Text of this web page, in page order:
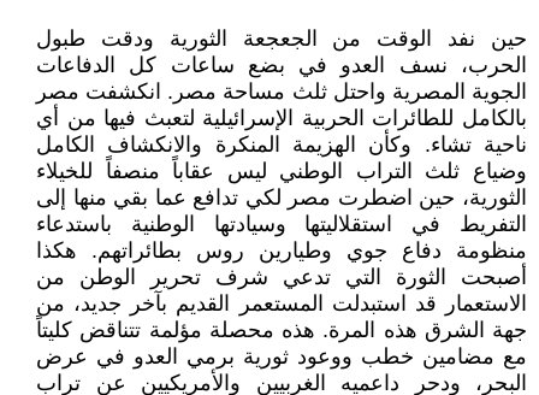
حين نفد الوقت من الجعجعة الثورية ودقت طبول
الحرب، نسف العدو في بضع ساعات كل الدفاعات
الجوية المصرية واحتل ثلث مساحة مصر. انكشفت مصر
بالكامل للطائرات الحربية الإسرائيلية لتعبث فيها من أي
ناحية تشاء. وكأن الهزيمة المنكرة والانكشاف الكامل
وضياع ثلث التراب الوطني ليس عقاباً منصفاً للخيلاء
الثورية، حين اضطرت مصر لكي تدافع عما بقي منها إلى
التفريط في استقلاليتها وسيادتها الوطنية باستدعاء
منظومة دفاع جوي وطيارين روس بطائراتهم. هكذا
أصبحت الثورة التي تدعي شرف تحرير الوطن من
الاستعمار قد استبدلت المستعمر القديم بآخر جديد، من
جهة الشرق هذه المرة. هذه محصلة مؤلمة تتناقض كليتاً
مع مضامين خطب ووعود ثورية برمي العدو في عرض
البحر، ودحر داعميه الغربيين والأمريكيين عن تراب